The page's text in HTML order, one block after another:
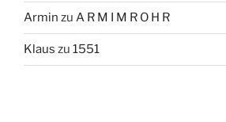
Armin zu A R M I M R O H R
Klaus zu 1551